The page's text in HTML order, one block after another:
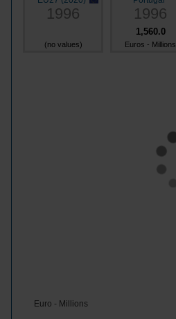
1996
(no values)
1996
1,560.0
Euros - Millions
Euro - Millions